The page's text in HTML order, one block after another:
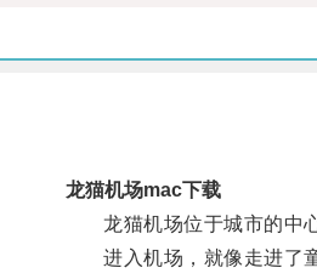
龙猫机场mac下载
龙猫机场位于城市的中心
进入机场，就像走进了童